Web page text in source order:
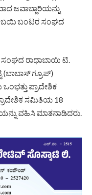
ಜವಾಬ್ದಾರಿಯನ್ನು
ಬಂಟರ ಸಂಘದ
ಸಂಘದ ರಾಧಾಬಾಯಿ ಟಿ.
(ಬಾಬಾಸ್ ಗ್ರೂಪ್)
ಪ್ರಾದೇಶಿಕ
ಸಮಿತಿಯ 18
ವಹಿಸಿ ಮಾತನಾಡಿದರು.